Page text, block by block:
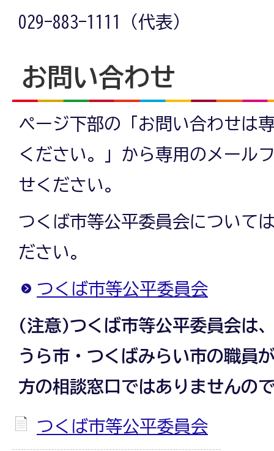
029-883-1111（代表）
お問い合わせ
ページ下部の「お問い合わせは
ください。」から専用のメール
せください。
つくば市等公平委員会について
ださい。
つくば市等公平委員会
(注意)つくば市等公平委員会は
うら市・つくばみらい市の職員
方の相談窓口ではありませんの
つくば市等公平委員会